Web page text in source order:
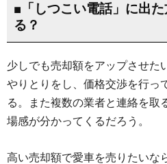
■「しつこい電話」に出
る？
少しでも売却額をアップさせた
やりとりをし、価格交渉を行っ
る。また複数の業者と連絡を取
場感が分かってくるだろう。
高い売却額で愛車を売りたいな